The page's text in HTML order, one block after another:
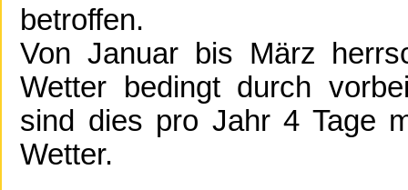
betroffen.
Von Januar bis März
Wetter bedingt durch
sind dies pro Jahr 4 Tage
Wetter.